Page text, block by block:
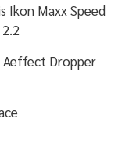
Ikon Maxx Speed
Aeffect Dropper